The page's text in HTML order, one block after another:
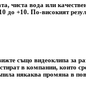
чиста вода или
до +10. По-високият
също видеоклипа за
в компании, които
някаква промяна в